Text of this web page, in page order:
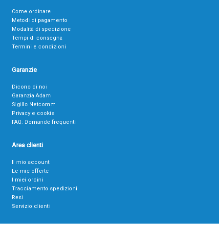
Come ordinare
Metodi di pagamento
Modalità di spedizione
Tempi di consegna
Termini e condizioni
Garanzie
Dicono di noi
Garanzia Adam
Sigillo Netcomm
Privacy e cookie
FAQ: Domande frequenti
Area clienti
Il mio account
Le mie offerte
I miei ordini
Tracciamento spedizioni
Resi
Servizio clienti